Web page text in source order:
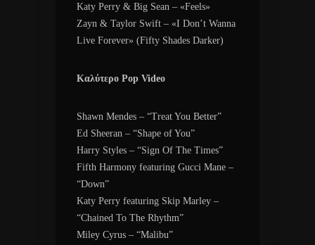
Katy Perry & Big Sean – «Feels»
Zayn & Taylor Swift – «I Don’t Wanna
Live Forever» (Fifty Shades Darker)
Καλύτερο Pop Videο
Shawn Mendes – “Treat You Better”
Ed Sheeran – “Shape of You”
Harry Styles – “Sign Of The Times”
Fifth Harmony featuring Gucci Mane –
“Down”
Katy Perry featuring Skip Marley –
“Chained To The Rhythm”
Miley Cyrus – “Malibu”